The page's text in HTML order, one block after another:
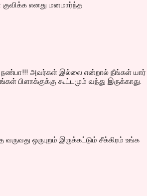
எனது மனமார்ந்த
நண்பா!!! அவர்கள் இல்லை என்றால் நீங்கள் யார்
பிளாக்குக்கு கூட்டமும் வந்து இருக்காது.
ஒருபுறம் இருக்கட்டும் சீக்கிரம் உங்க